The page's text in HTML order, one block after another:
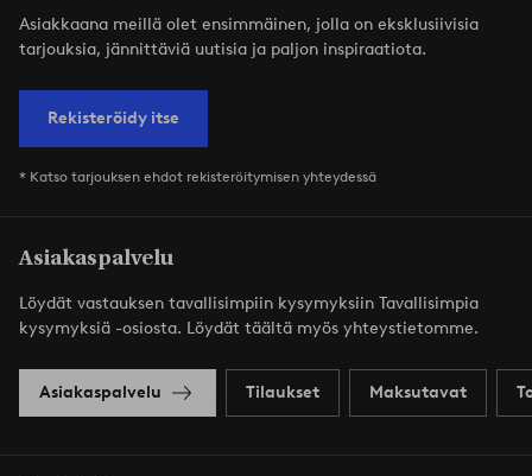
Asiakkaana meillä olet ensimmäinen, jolla on eksklusiivisia
tarjouksia, jännittäviä uutisia ja paljon inspiraatiota.
Rekisteröidy itse
* Katso tarjouksen ehdot rekisteröitymisen yhteydessä
Asiakaspalvelu
Löydät vastauksen tavallisimpiin kysymyksiin Tavallisimpia
kysymyksiä -osiosta. Löydät täältä myös yhteystietomme.
Asiakaspalvelu Tilaukset Maksutavat